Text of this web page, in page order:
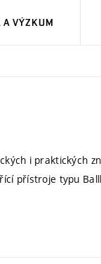
A VÝZKUM
i praktických
přístroje typu